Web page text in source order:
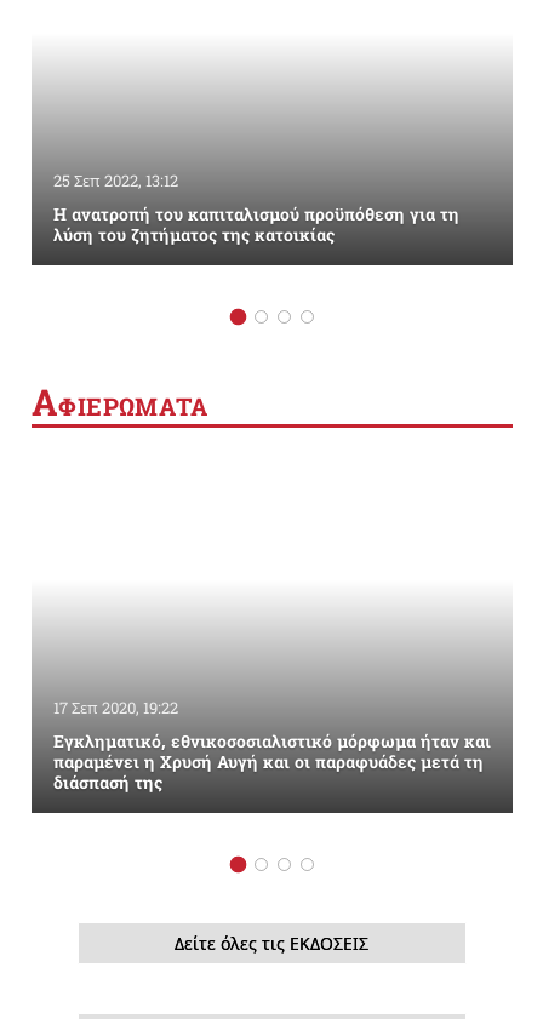
25 Σεπ 2022, 13:12
Η ανατροπή του καπιταλισμού προϋπόθεση για τη
λύση του ζητήματος της κατοικίας
ΑΦΙΕΡΩΜΑΤΑ
17 Σεπ 2020, 19:22
Εγκληματικό, εθνικοσοσιαλιστικό μόρφωμα ήταν και
παραμένει η Χρυσή Αυγή και οι παραφυάδες μετά τη
διάσπασή της
Δείτε όλες τις ΕΚΔΟΣΕΙΣ